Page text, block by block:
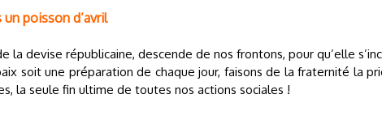
un poisson d’avril
la devise républicaine, descende de nos frontons, pour qu’elle
soit une préparation de chaque jour, faisons de la fraternité la
la seule fin ultime de toutes nos actions sociales !